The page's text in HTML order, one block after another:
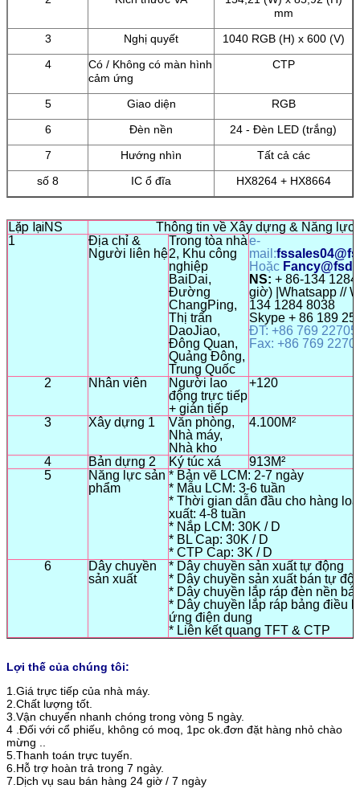
mm
3
Nghị quyết
1040 RGB (H) x 600 (V)
4
Có / Không có màn hình
cảm ứng
CTP
5 Giao diện
RGB
6
Đèn nền
24 - Đèn LED (trắng)
7
Hướng nhìn
Tất cả các
số 8
IC ổ đĩa HX8264 + HX8664
Lặp lạiNS
Thông tin về Xây dựng & Năng lực
1
Địa chỉ &
Người liên hệ
Trong tòa nhà
2, Khu công
nghiệp
BaiDai,
Đường
ChangPing,
Thị trấn
DaoJiao,
Đông Quan,
Quảng Đông,
Trung Quốc
e-
mail:
Hoặc
NS: + 86-134
giờ) |Whatsapp //
134 1284 8038
Skype + 86 189
ĐT: +86 769
Fax: +86 769
2 Nhân viên
Người lao
động trực tiếp
+ gián tiếp
+120
3 Xây dựng 1
Văn phòng,
Nhà máy,
Nhà kho
4.100M²
4 Bản dựng 2 Ký túc xá
913M²
5
Năng lực sản
phẩm
* Bản vẽ LCM: 2-7 ngày
* Mẫu LCM: 3-6 tuần
* Thời gian dẫn đầu cho hàng
xuất: 4-8 tuần
* Nắp LCM: 30K / D
* BL Cap: 30K / D
* CTP Cap: 3K / D
6
Dây chuyền
sản xuất
* Dây chuyền sản xuất tự động
* Dây chuyền sản xuất bán tự
* Dây chuyền lắp ráp đèn nền
* Dây chuyền lắp ráp bảng điều
ứng điện dung
* Liên kết quang TFT & CTP
Lợi thế của chúng tôi:
1.Giá trực tiếp của nhà máy.
2.Chất lượng tốt.
3.Vận chuyển nhanh chóng trong vòng 5 ngày.
4 .Đối với cổ phiếu, không có moq, 1pc ok.đơn đặt hàng nhỏ chào
mừng ..
5.Thanh toán trực tuyến.
6.Hỗ trợ hoàn trả trong 7 ngày.
7.Dịch vụ sau bán hàng 24 giờ / 7 ngày